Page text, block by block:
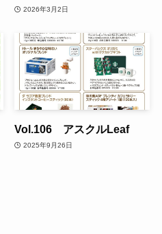
2026年3月2日
Vol.106 アスクルLeaf
2025年9月26日